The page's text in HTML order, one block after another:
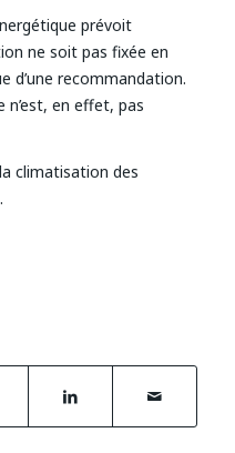
prévoit
ne soit pas fixée en
d’une recommandation.
n’est, en effet, pas
climatisation des